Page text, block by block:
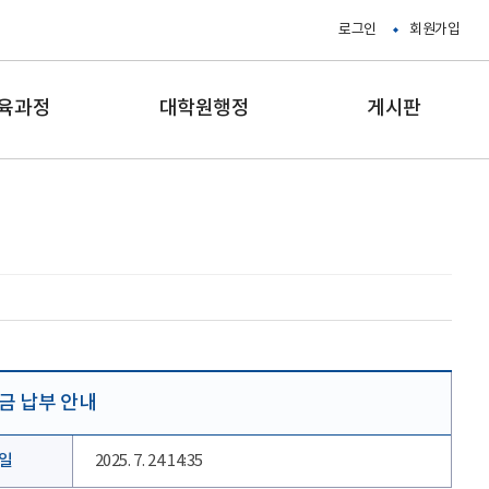
로그인 회원가입
과정 대학원행정 게시판
납부 안내
2025. 7. 24 14:35